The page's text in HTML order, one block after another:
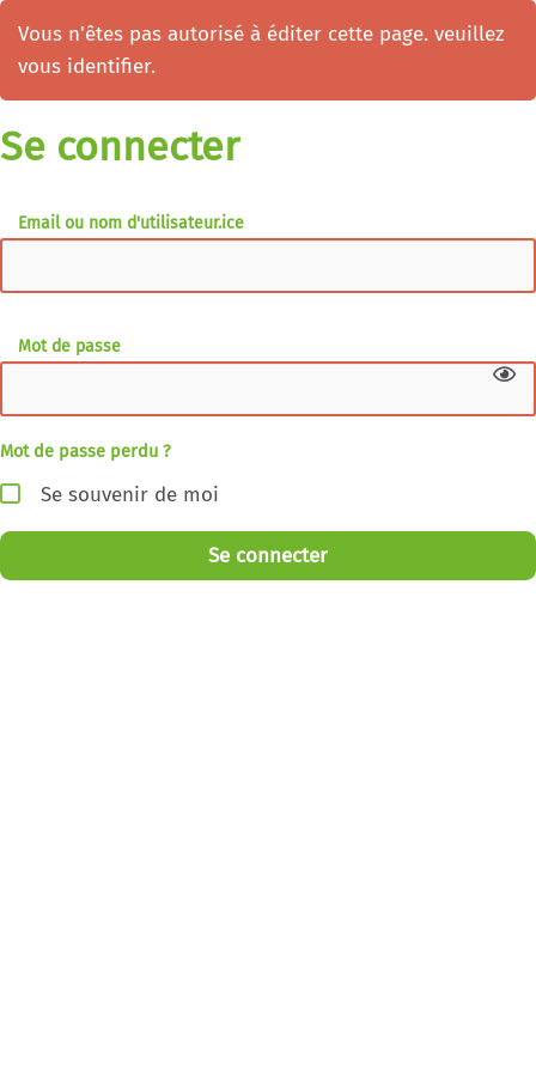
Vous n'êtes pas autorisé à éditer cette page. veuillez
vous identifier.
Se connecter
Email ou nom d'utilisateur.ice
Mot de passe
Mot de passe perdu ?
Se souvenir de moi
Se connecter